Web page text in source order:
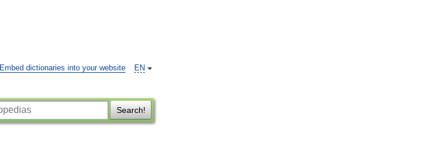
EN
Embed dictionaries into your website
Search!